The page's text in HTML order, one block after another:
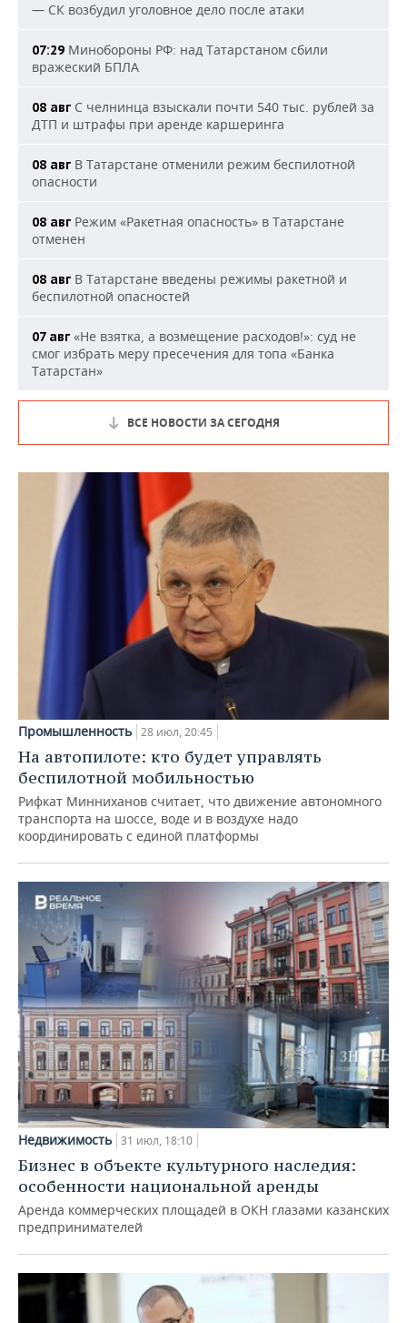
— СК возбудил уголовное дело после атаки
07:29 Минобороны РФ: над Татарстаном сбили
вражеский БПЛА
08 авг С челнинца взыскали почти 540 тыс. рублей за
ДТП и штрафы при аренде каршеринга
08 авг В Татарстане отменили режим беспилотной
опасности
08 авг Режим «Ракетная опасность» в Татарстане
отменен
08 авг В Татарстане введены режимы ракетной и
беспилотной опасностей
07 авг «Не взятка, а возмещение расходов!»: суд не
смог избрать меру пресечения для топа «Банка
Татарстан»
ВСЕ НОВОСТИ ЗА СЕГОДНЯ
Промышленность 28 июл, 20:45
На автопилоте: кто будет управлять
беспилотной мобильностью
Рифкат Минниханов считает, что движение автономного
транспорта на шоссе, воде и в воздухе надо
координировать с единой платформы
Недвижимость 31 июл, 18:10
Бизнес в объекте культурного наследия:
особенности национальной аренды
Аренда коммерческих площадей в ОКН глазами казанских
предпринимателей